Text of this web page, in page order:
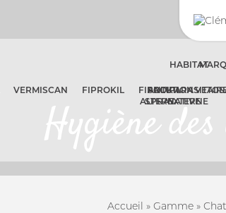
HABITAT
SOLUTION
ALTERNATIVE
EXTERNE
VERMISCAN FIPROKIL
FIPROKIL
SPRAY
Hygiène
Accueil » Gamme» Chat
CONNEXION